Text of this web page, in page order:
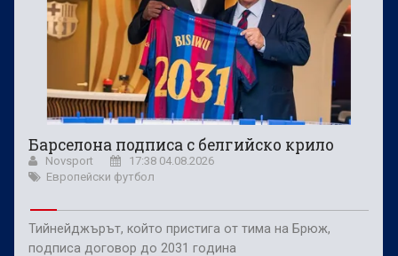
Барселона подписа с белгийско крило
Novsport
17:38 04.08.2026
Европейски футбол
Тийнейджърът, който пристига от тима на Брюж,
подписа договор до 2031 година